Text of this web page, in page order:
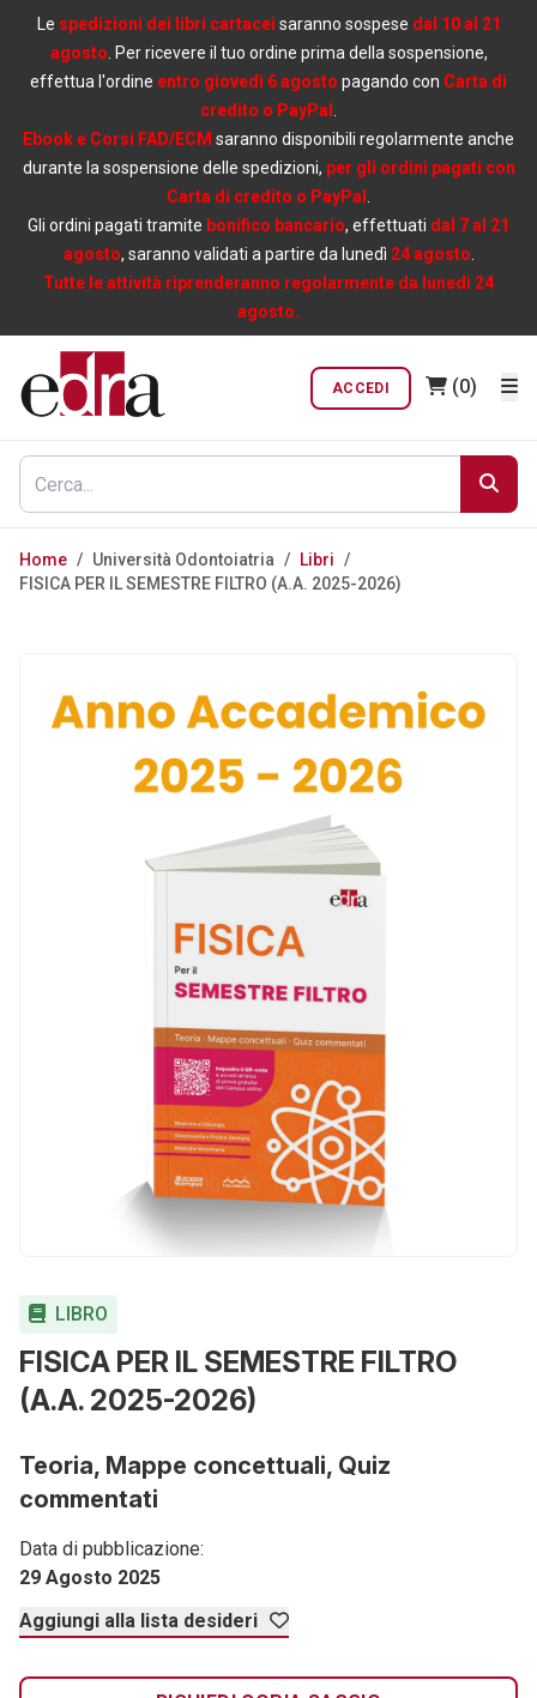
Le spedizioni dei libri cartacei saranno sospese dal 10 al 21
agosto . Per ricevere il tuo ordine prima della sospensione,
effettua l'ordine entro giovedì 6 agosto pagando con Carta di
credito o PayPal
Ebook e Corsi FAD/ECM saranno disponibili regolarmente anche
durante la sospensione delle spedizioni, per gli ordini pagati con
Carta di credito o PayPal
Gli ordini pagati tramite bonifico bancario, effettuati dal 7 al 21
agosto, saranno validati a partire da lunedì 24 agosto
Tutte le attività riprenderanno regolarmente da lunedì 24
agosto.
ACCEDI (0)
Home / Università Odontoiatria / Libri /
FISICA PER IL SEMESTRE FILTRO (A.A. 2025-2026)
LIBRO
FISICA PER IL SEMESTRE FILTRO
(A.A. 2025-2026)
Teoria, Mappe concettuali, Quiz
commentati
Data di pubblicazione:
29 Agosto 2025
Aggiungi alla lista desideri